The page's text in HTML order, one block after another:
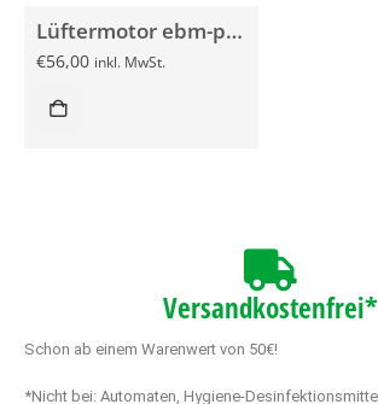
Lüftermotor ebm-papst M4Q045-CA03-75
€56,00 inkl. MwSt.
Versandkostenfrei*
Schon ab einem Warenwert von 50€!
*Nicht bei: Automaten, Hygiene-